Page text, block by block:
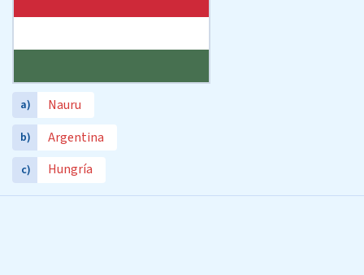
a) Nauru
b) Argentina
c) Hungría